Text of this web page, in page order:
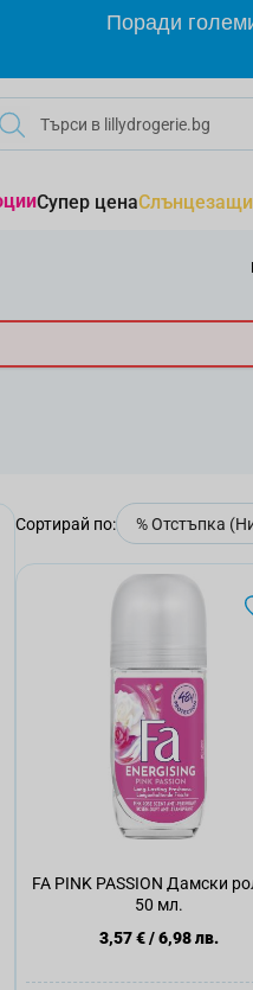
Поради
Супер цена
Сортирай по:
FA PINK PASSION Дамски
50 мл.
3,57 €/6,98 лв.